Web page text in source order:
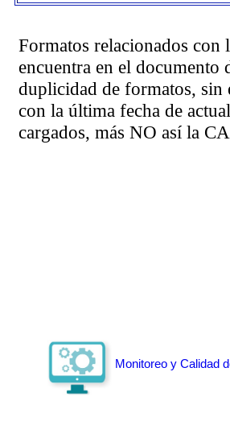
Formatos relacionados con
encuentra en el documento
duplicidad de formatos, sin
con la última fecha de
cargados, más NO así la
Monitoreo y Calidad